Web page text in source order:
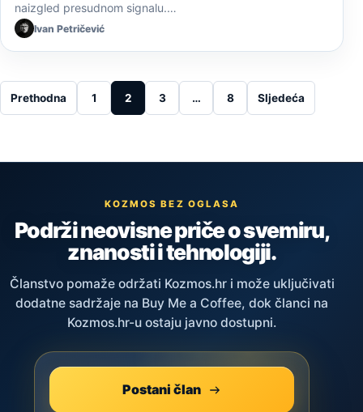
naizgled presudnom signalu.…
Ivan Petričević
Posts pagination
Prethodna 1 2 3 … 8 Sljedeća
KOZMOS BEZ OGLASA
Podrži neovisne priče o svemiru,
znanosti i tehnologiji.
Članstvo pomaže održati Kozmos.hr i može uključivati
dodatne sadržaje na Buy Me a Coffee, dok članci na
Kozmos.hr-u ostaju javno dostupni.
Postani član